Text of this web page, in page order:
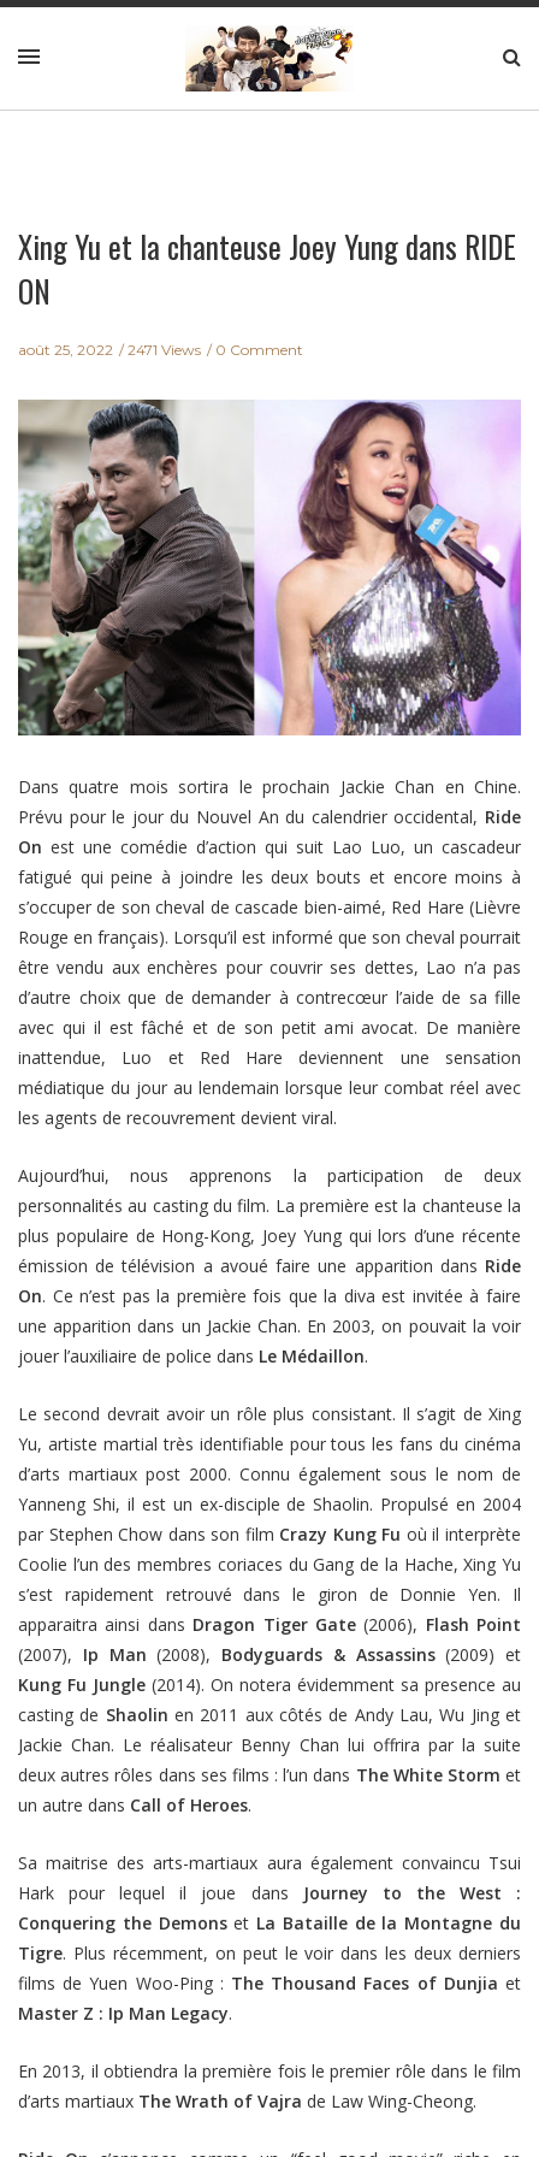
Xing Yu et la chanteuse Joey Yung dans RIDE
ON
août 25, 2022 2471 Views 0 Comment
Dans quatre mois sortira le prochain Jackie Chan en Chine.
Prévu pour le jour du Nouvel An du calendrier occidental, Ride
On est une comédie d’action qui suit Lao Luo, un cascadeur
fatigué qui peine à joindre les deux bouts et encore moins à
s’occuper de son cheval de cascade bien-aimé, Red Hare (Lièvre
Rouge en français). Lorsqu’il est informé que son cheval pourrait
être vendu aux enchères pour couvrir ses dettes, Lao n’a pas
d’autre choix que de demander à contrecœur l’aide de sa fille
avec qui il est fâché et de son petit ami avocat. De manière
inattendue, Luo et Red Hare deviennent une sensation
médiatique du jour au lendemain lorsque leur combat réel avec
les agents de recouvrement devient viral.
Aujourd’hui, nous apprenons la participation de deux
personnalités au casting du film. La première est la chanteuse la
plus populaire de Hong-Kong, Joey Yung qui lors d’une récente
émission de télévision a avoué faire une apparition dans Ride
On. Ce n’est pas la première fois que la diva est invitée à faire
une apparition dans un Jackie Chan. En 2003, on pouvait la voir
jouer l’auxiliaire de police dans Le Médaillon.
Le second devrait avoir un rôle plus consistant. Il s’agit de Xing
Yu, artiste martial très identifiable pour tous les fans du cinéma
d’arts martiaux post 2000. Connu également sous le nom de
Yanneng Shi, il est un ex-disciple de Shaolin. Propulsé en 2004
par Stephen Chow dans son film Crazy Kung Fu où il interprète
Coolie l’un des membres coriaces du Gang de la Hache, Xing Yu
s’est rapidement retrouvé dans le giron de Donnie Yen. Il
apparaitra ainsi dans Dragon Tiger Gate(2006), Flash Point
(2007), Ip Man (2008), Bodyguards & Assassins(2009) et
Kung Fu Jungle (2014). On notera évidemment sa presence au
casting de Shaolin en 2011 aux côtés de Andy Lau, Wu Jing et
Jackie Chan. Le réalisateur Benny Chan lui offrira par la suite
deux autres rôles dans ses films : l’un dans The White Storm et
un autre dans Call of Heroes.
Sa maitrise des arts-martiaux aura également convaincu Tsui
Hark pour lequel il joue dans
Journey to the West :
Conquering the Demonset La Bataille de la Montagne du
Tigre. Plus récemment, on peut le voir dans les deux derniers
films de Yuen Woo-Ping : The Thousand Faces of Dunjia et
Master Z : Ip Man Legacy.
En 2013, il obtiendra la première fois le premier rôle dans le film
d’arts martiaux The Wrath of Vajra de Law Wing-Cheong.